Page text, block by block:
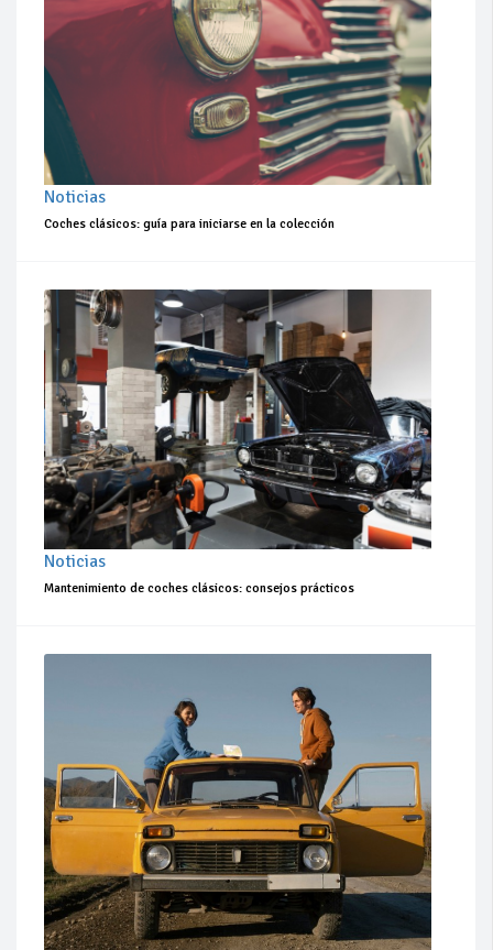
Noticias
Coches clásicos: guía para iniciarse en la colección
Noticias
Mantenimiento de coches clásicos: consejos prácticos